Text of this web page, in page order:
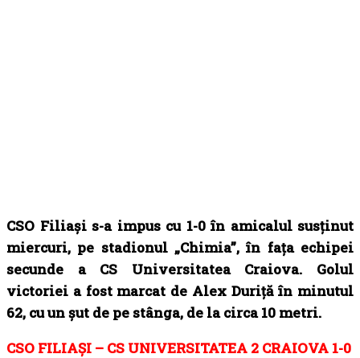
CSO Filiaşi s-a impus cu 1-0 în amicalul susținut
miercuri, pe stadionul „Chimia”, în fața echipei
secunde a CS Universitatea Craiova. Golul
victoriei a fost marcat de Alex Duriță în minutul
62, cu un şut de pe stânga, de la circa 10 metri.
CSO FILIAȘI – CS UNIVERSITATEA 2 CRAIOVA 1-0